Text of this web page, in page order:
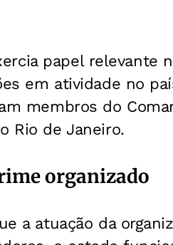
papel relevante
em atividade no
membros do
Rio de Janeiro.
organizado
a atuação da